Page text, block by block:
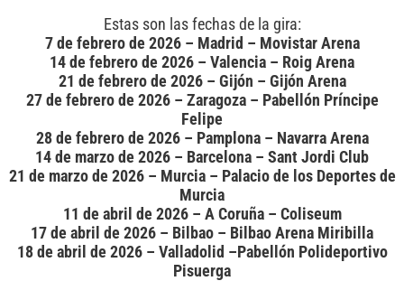
Estas son las fechas de la gira:
7 de febrero de 2026 – Madrid – Movistar Arena
14 de febrero de 2026 – Valencia – Roig Arena
21 de febrero de 2026 – Gijón – Gijón Arena
27 de febrero de 2026 – Zaragoza – Pabellón Príncipe
Felipe
28 de febrero de 2026 – Pamplona – Navarra Arena
14 de marzo de 2026 – Barcelona – Sant Jordi Club
21 de marzo de 2026 – Murcia – Palacio de los Deportes de
Murcia
11 de abril de 2026 – A Coruña – Coliseum
17 de abril de 2026 – Bilbao – Bilbao Arena Miribilla
18 de abril de 2026 – Valladolid –Pabellón Polideportivo
Pisuerga